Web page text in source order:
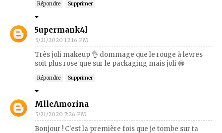
Répondre Supprimer
5upermank4l
5/21/2020 12:16 PM
Très joli makeup 👌 dommage que le rouge à levres
soit plus rose que sur le packaging mais joli 😁
Répondre Supprimer
MlleAmorina
5/21/2020 7:26 PM
Bonjour ! C'est la première fois que je tombe sur ta